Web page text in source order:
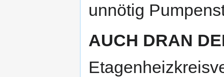
unnötig
AUCH DRAN